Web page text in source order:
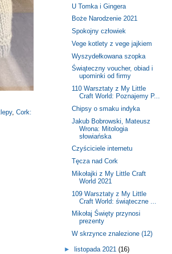
, Cork:
U Tomka i Gingera
Boże Narodzenie 2021
Spokojny człowiek
Vege kotlety z vege jajkiem
Wyszydełkowana szopka
Świąteczny voucher, obiad i
upominki od firmy
110 Warsztaty z My Little
Craft World: Poznajemy P...
Chipsy o smaku indyka
Jakub Bobrowski, Mateusz
Wrona: Mitologia
słowiańska
Czyściciele internetu
Tęcza nad Cork
Mikołajki z My Little Craft
World 2021
109 Warsztaty z My Little
Craft World: świąteczne ...
Mikołaj Święty przynosi
prezenty
W skrzynce znalezione (12)
► listopada 2021 (16)